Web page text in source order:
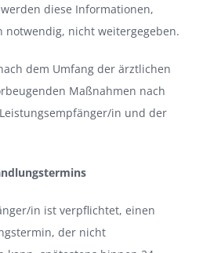
diese Informationen,
notwendig, nicht weitergegeben.
dem Umfang der ärztlichen
Maßnahmen nach
in und der
in ist verpflichtet, einen
der nicht